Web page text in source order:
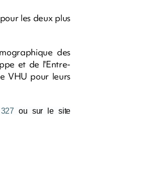
les deux plus
des
et de l'Entre-
VHU pour leurs
ou sur le site